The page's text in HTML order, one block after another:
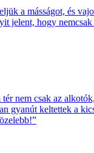
a másságot, és
hogy nemcsak
nem csak az
gyanút keltettek a